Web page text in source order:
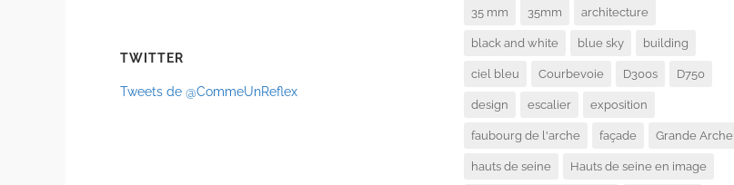
TWITTER
Tweets de @CommeUnReflex
35 mm 35mm architecture
black and white blue sky building
ciel bleu Courbevoie D300s D750
design escalier exposition
faubourg de l'arche façade Grande Arche
hauts de seine Hauts de seine en image